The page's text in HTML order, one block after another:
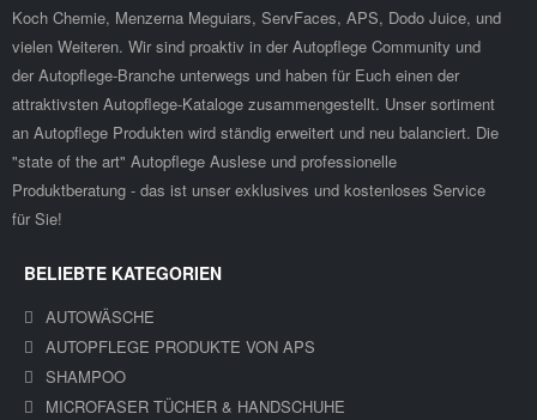
Koch Chemie, Menzerna Meguiars, ServFaces, APS, Dodo Juice, und
vielen Weiteren. Wir sind proaktiv in der Autopflege Community und
der Autopflege-Branche unterwegs und haben für Euch einen der
attraktivsten Autopflege-Kataloge zusammengestellt. Unser sortiment
an Autopflege Produkten wird ständig erweitert und neu balanciert. Die
"state of the art" Autopflege Auslese und professionelle
Produktberatung - das ist unser exklusives und kostenloses Service
für Sie!
BELIEBTE KATEGORIEN
AUTOWÄSCHE
AUTOPFLEGE PRODUKTE VON APS
SHAMPOO
MICROFASER TÜCHER & HANDSCHUHE